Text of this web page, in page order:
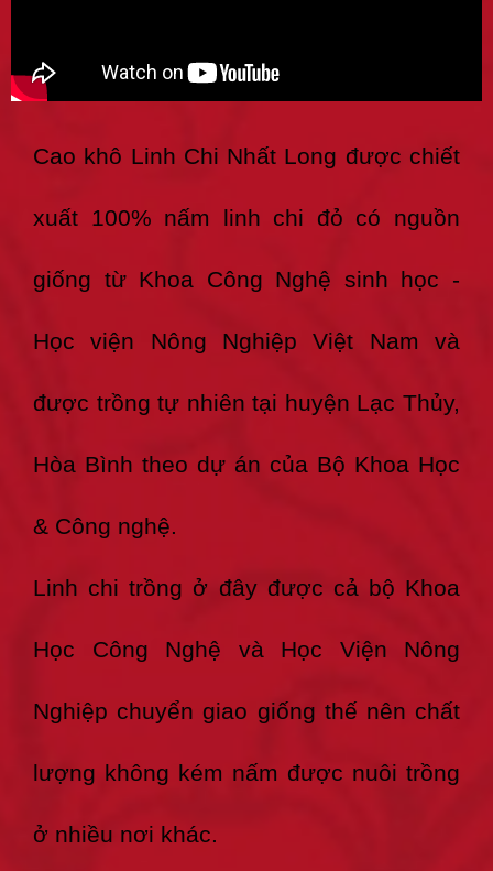
Cao khô Linh Chi Nhất Long được chiết
xuất 100% nấm linh chi đỏ có nguồn
giống từ Khoa Công Nghệ sinh học -
Học viện Nông Nghiệp Việt Nam và
được trồng tự nhiên tại huyện Lạc Thủy,
Hòa Bình theo dự án của Bộ Khoa Học
& Công nghệ.
Linh chi trồng ở đây được cả bộ Khoa
Học Công Nghệ và Học Viện Nông
Nghiệp chuyển giao giống thế nên chất
lượng không kém nấm được nuôi trồng
ở nhiều nơi khác.